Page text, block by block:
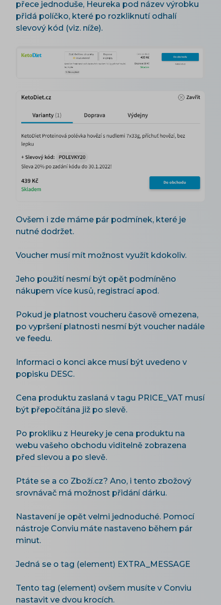
přece jednoduše, Heureka pod název výrobku
přidá políčko, které po rozkliknutí odhalí
slevový kód (viz. níže).
Ovšem i zde máme pár podmínek, které je
nutné dodržet.
Voucher musí mít možnost využít kdokoliv.
Jeho použití nesmí být opět podmíněno
nákupem více kusů, registrací apod.
Pokud je platnost voucheru časově omezena,
po vypršení platnosti nesmí být voucher nadále
ve feedu.
Informaci o konci akce musí být uvedeno v
popisku DESC.
Cena produktu zaslaná v tagu PRICE_VAT musí
být přepočítána již po slevě.
Po prokliku z Heureky je cena produktu na
webu vašeho obchodu viditelně zobrazena
před slevou a po slevě.
Ptáte se a co Zboží.cz? Ano, i tento zbožový
srovnávač má možnost přidání dárku.
Nastavení je opět velmi jednoduché. Pomocí
nástroje Conviu máte nastaveno během pár
minut.
Jedná se o tag (element) EXTRA_MESSAGE
Tento tag (element) ovšem musíte v Conviu
nastavit ve dvou krocích.